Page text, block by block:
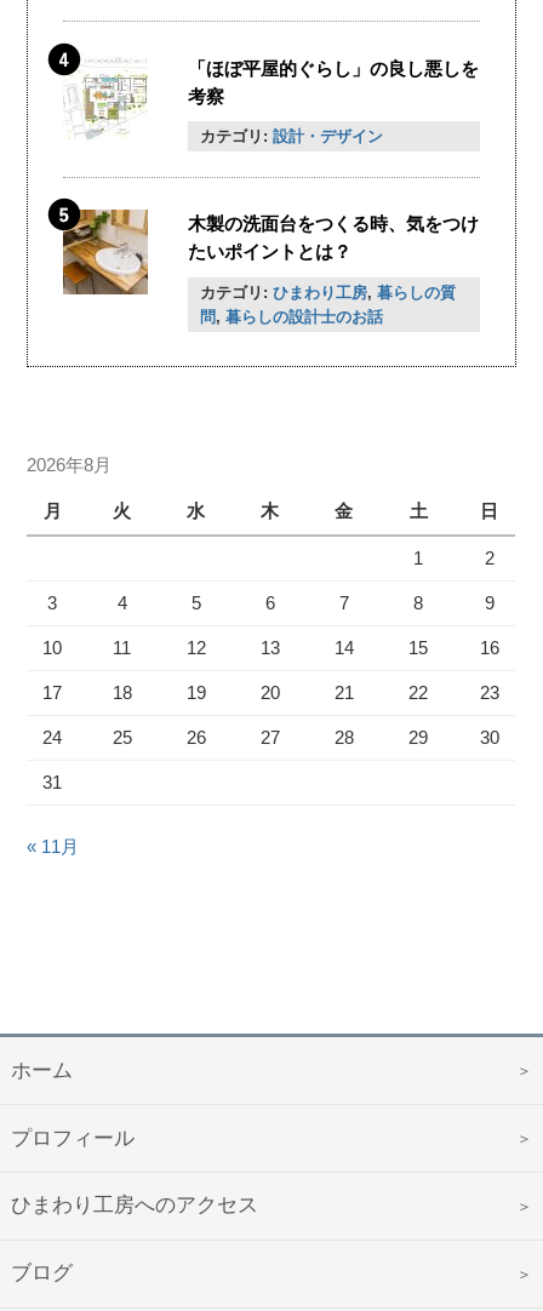
「ほぼ平屋的ぐらし」の良し悪しを
考察
カテゴリ: 設計・デザイン
木製の洗面台をつくる時、気をつけ
たいポイントとは？
カテゴリ: ひまわり工房, 暮らしの質
問, 暮らしの設計士のお話
2026年8月
月 火 水 木 金 土 日
1 2
3 4 5 6 7 8 9
10 11 12 13 14 15 16
17 18 19 20 21 22 23
24 25 26 27 28 29 30
31
« 11月
ホーム
プロフィール
ひまわり工房へのアクセス
ブログ